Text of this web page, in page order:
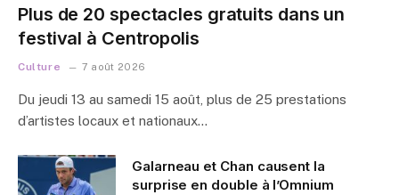
Plus de 20 spectacles gratuits dans un
festival à Centropolis
Culture 7 août 2026
Du jeudi 13 au samedi 15 août, plus de 25 prestations
d’artistes locaux et nationaux…
Galarneau et Chan causent la
surprise en double à l’Omnium